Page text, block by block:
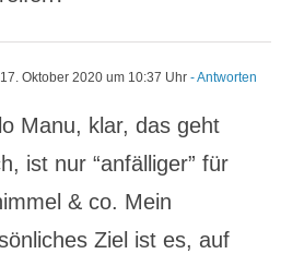
17. Oktober 2020 um 10:37 Uhr - Antworten
Manu, klar, das geht
ist nur “anfälliger” für
& co. Mein
Ziel ist es, auf